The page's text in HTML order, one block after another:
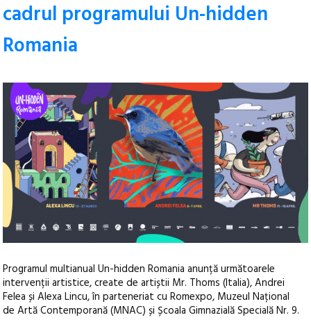
cadrul programului Un-hidden
Romania
Programul multianual Un-hidden Romania anunță următoarele
intervenții artistice, create de artiștii Mr. Thoms (Italia), Andrei
Felea și Alexa Lincu, în parteneriat cu Romexpo, Muzeul Național
de Artă Contemporană (MNAC) și Școala Gimnazială Specială Nr. 9.